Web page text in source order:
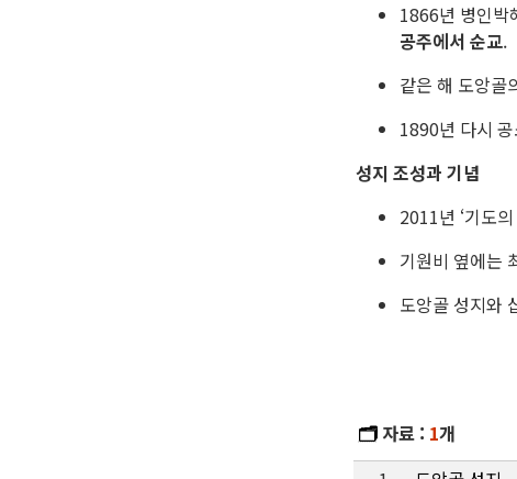
1866년 병인박
공주에서 순교.
같은 해 도앙골
1890년 다시
성지 조성과 기념
2011년 ‘기도
기원비 옆에는
도앙골 성지와
🗂️ 자료 : 1개